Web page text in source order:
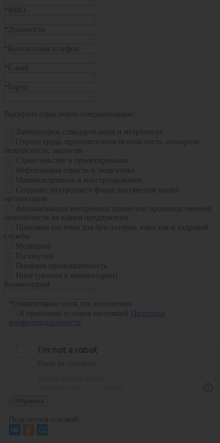
ФИО
Должность
Контактный телефон
E-mail
Город
Выберите отраслевую специализацию:
Лаборатория, стандартизация и метрология
Охрана труда, промышленная безопасность, пожарная
безопасность, экология
Строительство и проектирование
Нефтегазовая отрасль и энергетика
Машиностроение и конструирование
Создание внутреннего фонда документов вашей
организации
Автоматизация внутренних процессов производственной
безопасности на вашем предприятии
Правовые системы для бухгалтеров, юристов и кадровой
службы
Медицина
Госзакупки
Пищевая промышленность
Иное (указать в комментарии)
Комментарий
Обязательные поля для заполнения
Я принимаю условия настоящей Политики
конфиденциальности
Поделиться ссылкой: